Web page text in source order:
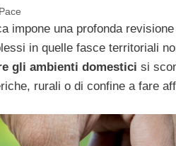
impone una profonda
in quelle fasce territoriali
gli ambienti domestici si
rurali o di confine a fare